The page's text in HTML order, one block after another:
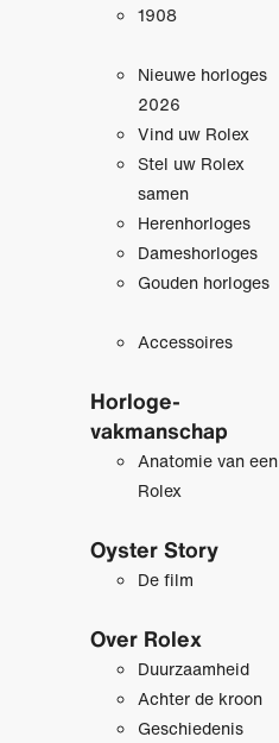
1908
Nieuwe horloges
2026
Vind uw Rolex
Stel uw Rolex
samen
Herenhorloges
Dameshorloges
Gouden horloges
Accessoires
Horloge­
vakmanschap
Anatomie van een
Rolex
Oyster Story
De film
Over Rolex
Duurzaamheid
Achter de kroon
Geschiedenis